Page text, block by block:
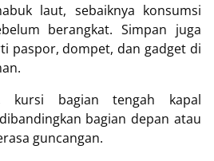
laut, sebaiknya konsumsi
berangkat. Simpan juga
paspor, dompet, dan gadget di
kursi bagian tengah kapal
bagian depan atau
guncangan.